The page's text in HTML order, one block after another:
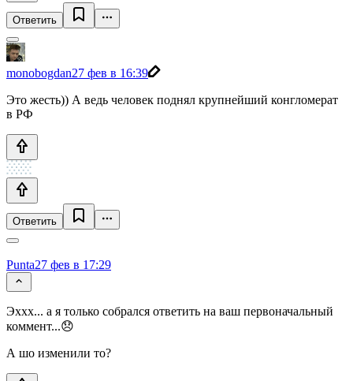
Ответить
monobogdan27 фев в 16:39
Это жесть)) А ведь человек поднял крупнейший конгломерат
в РФ
Ответить
Punta27 фев в 17:29
Эххх... а я только собрался ответить на ваш первоначальный
коммент...😞
А шо изменили то?